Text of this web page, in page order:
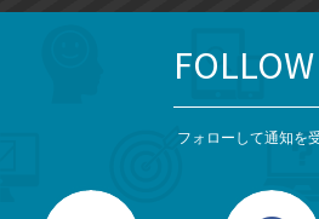
フォローして通知を